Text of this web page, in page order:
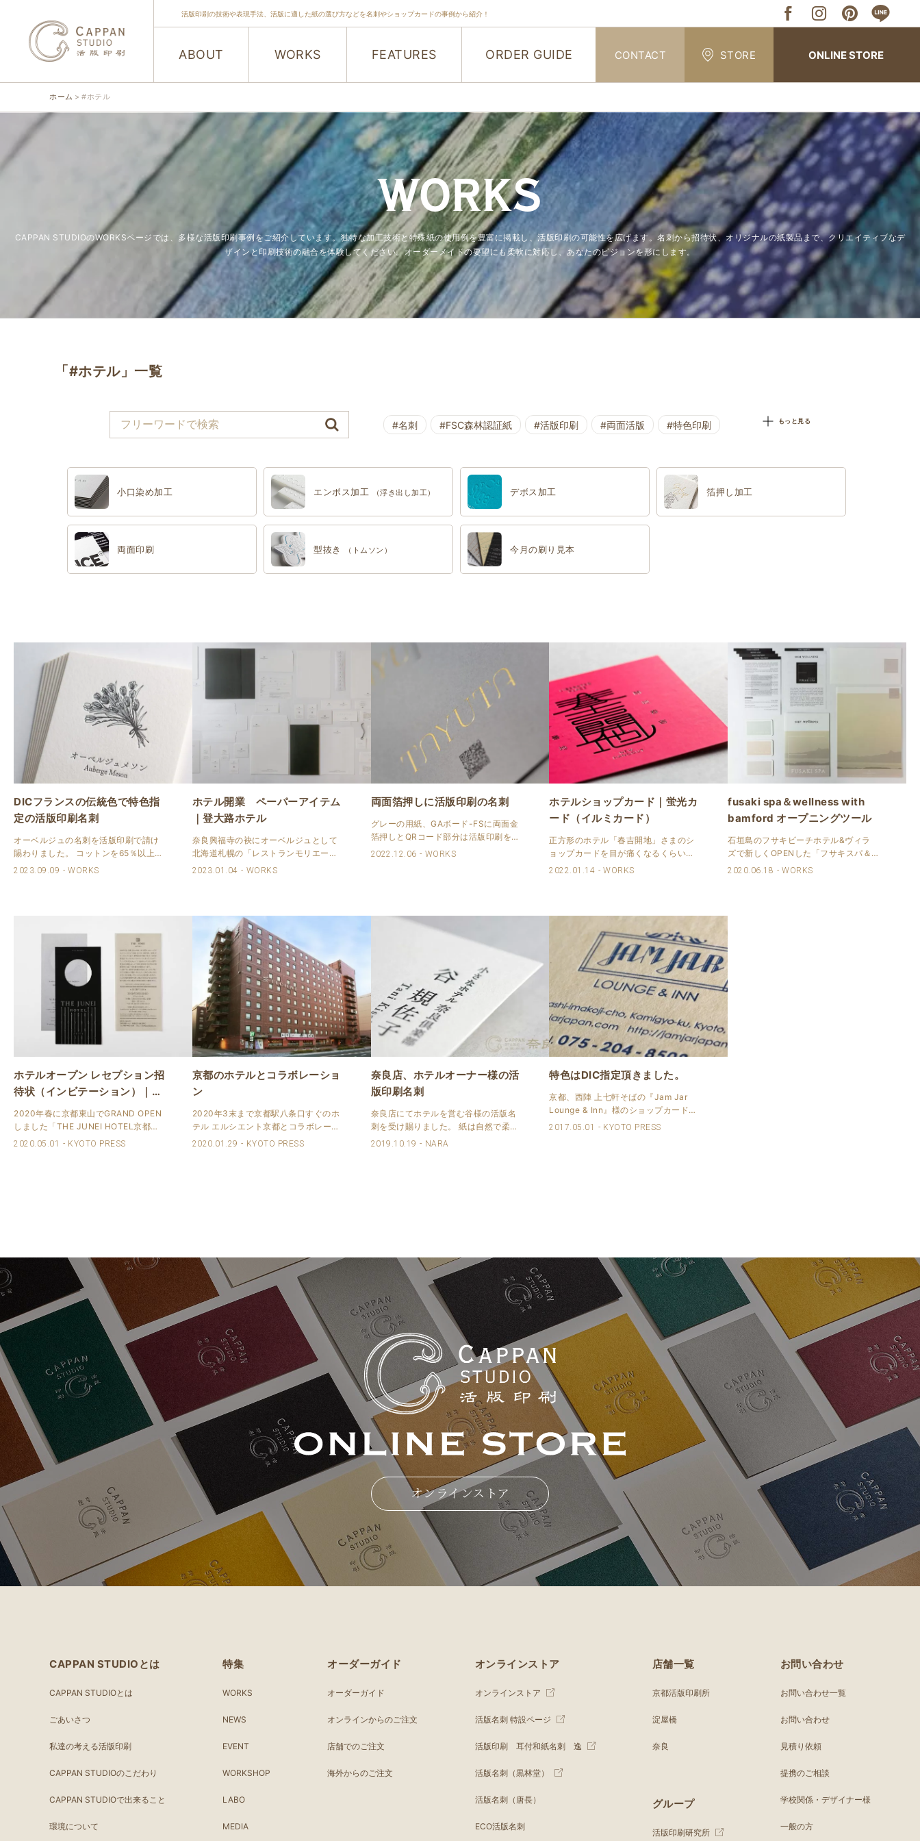
活版印刷の技術や表現手法、活版に適した紙の選び方などを名刺やショップカードの事例から紹介！
ABOUT WORKS FEATURES ORDER GUIDE CONTACT STORE ONLINE STORE
ホーム #ホテル
WORKS
CAPPAN STUDIOのWORKSページでは、多様な活版印刷事例をご紹介しています。独特な加工技術と特殊紙の使用例を豊富に掲載し、活版印刷の可能性を広げます。名刺から招待状、オリジナルの紙製品まで、クリエイティブなデ
ザインと印刷技術の融合を体験してください。オーダーメイドの要望にも柔軟に対応し、あなたのビジョンを形にします。
「#ホテル」一覧
#名刺 #FSC森林認証紙 #活版印刷 #両面活版 #特色印刷 もっと見る
小口染め加工 エンボス加工 （浮き出し加工） デボス加工 箔押し加工
両面印刷 型抜き （トムソン） 今月の刷り見本
DICフランスの伝統色で特色指
定の活版印刷名刺
オーベルジュの名刺を活版印刷で請け
賜わりました。 コットンを65％以上配
合の用紙、ロベールホワイトを使用し
2023.09.09 WORKS
ホテル開業 ペーパーアイテム
｜登大路ホテル
奈良興福寺の袂にオーベルジュとして
北海道札幌の「レストランモリエー
ル」の中道博シェフ、今智行シェフと
ました。 また、そ..
2023.01.04 WORKS
両面箔押しに活版印刷の名刺
グレーの用紙、GAボード-FSに両面金
箔押しとQRコード部分は活版印刷をし
た名刺を請け賜わりました。 名刺仕様
2022.12.06 WORKS
ホテルショップカード｜蛍光カ
ード（イルミカード）
正方形のホテル「春吉開地」さまのシ
ョップカードを目が痛くなるくらいビ
ビットな蛍光の紙で箔押しと活版印刷
は活版印刷で..
2022.01.14 WORKS
fusaki spa＆wellness with
bamford オープニングツール
石垣島のフサキビーチホテル&ヴィラ
ズで新しくOPENした「フサキスパ＆
ウェルネス」の印刷物を請け賜わりま
2020.06.18 WORKS
ホテルオープン レセプション招
待状（インビテーション）｜活
版印刷
2020年春に京都東山でGRAND OPEN
しました「THE JUNEI HOTEL京都」
のオープン レセプションの招待状を請
2020.05.01 KYOTO PRESS
京都のホテルとコラボレーショ
ン
2020年3末まで京都駅八条口すぐのホ
テル エルシエント京都とコラボレーシ
ョン頂いております。 京都駅前なの
2020.01.29 KYOTO PRESS
奈良店、ホテルオーナー様の活
版印刷名刺
奈良店にてホテルを営む谷様の活版名
刺を受け賜りました。 紙は自然で柔ら
かな風合いのハーフエア ヘンプをセレ
2019.10.19 NARA
特色はDIC指定頂きました。
京都、西陣 上七軒そばの『Jam Jar
Lounge & Inn』様のショップカードを
請け賜りました。 ブンペルバークを使
2017.05.01 KYOTO PRESS
オンラインストア
CAPPAN STUDIOとは
CAPPAN STUDIOとは
ごあいさつ
私達の考える活版印刷
CAPPAN STUDIOのこだわり
CAPPAN STUDIOで出来ること
環境について
特集
WORKS
NEWS
EVENT
WORKSHOP
LABO
MEDIA
オーダーガイド
オーダーガイド
オンラインからのご注文
店舗でのご注文
海外からのご注文
オンラインストア
オンラインストア
活版名刺 特設ページ
活版印刷 耳付和紙名刺 逸
活版名刺（黒林堂）
活版名刺（唐長）
ECO活版名刺
店舗一覧
京都活版印刷所
淀屋橋
奈良
グループ
活版印刷研究所
お問い合わせ
お問い合わせ一覧
お問い合わせ
見積り依頼
提携のご相談
学校関係・デザイナー様
一般の方